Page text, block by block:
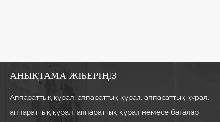
АНЫҚТАМА ЖІБЕРІҢІЗ
Аппараттық құрал, аппараттық құрал, аппараттық құрал,
аппараттық құрал, аппараттық құрал немесе бағалар